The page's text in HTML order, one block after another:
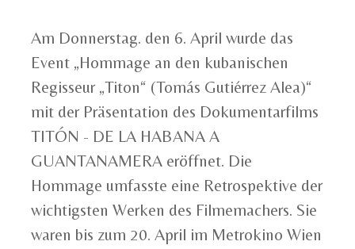
Am Donnerstag. den 6. April wurde das
Event „Hommage an den kubanischen
Regisseur „Titon“ (Tomás Gutiérrez Alea)“
mit der Präsentation des Dokumentarfilms
TITÓN - DE LA HABANA A
GUANTANAMERA eröffnet. Die
Hommage umfasste eine Retrospektive der
wichtigsten Werken des Filmemachers. Sie
waren bis zum 20. April im Metrokino Wien